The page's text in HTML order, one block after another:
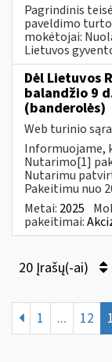
Pagrindinis
paveldimo
mokėtojai:
Lietuvos
Dėl Lietuvos
balandžio 9
(banderolės)
Web turinio
Informuojame,
Nutarimo[1]
Nutarimu
Pakeitimu nuo
Metai: 2025
pakeitimai:
20 Įrašų(-ai)
1 ... 12